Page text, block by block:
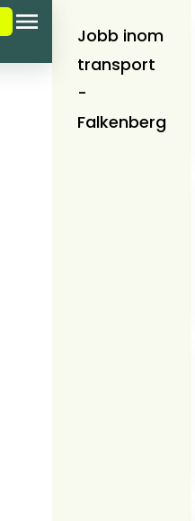
Jobb inom
transport
-
Falkenberg